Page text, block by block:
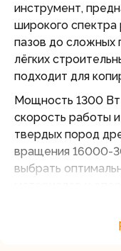
инструмент,
широкого спектра
пазов до сложных
лёгких
подходит для
Мощность 1300
скорость работы
твердых пород
вращения 16000-
выбрать
и ограничителем,